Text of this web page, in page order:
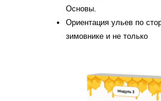
Основы.
Ориентация ульев по
зимовнике и не только